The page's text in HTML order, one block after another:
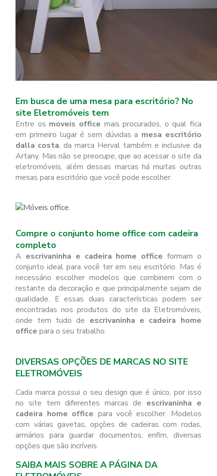
Em busca de uma mesa para escritório? No
site Eletromóveis tem
Entre os moveis office mais procurados, o qual fica
em primeiro lugar é sem dúvidas a mesa escritório
dalla costa, da marca Herval também e inclusive da
Artany. Mas não se preocupe, que ao acessar o site da
eletromóveis, além dessas marcas há muitas outras
mesas para escritório que você pode escolher.
Compre o conjunto home office com cadeira
completo
A escrivaninha e cadeira home office formam o
conjunto ideal para você ter em seu escritório. Mas é
necessário escolher modelos que combinem com o
restante da decoração e que principalmente sejam de
qualidade. E essas duas características podem ser
encontradas nos produtos do site da Eletromóveis,
onde tem tudo de escrivaninha e cadeira home
office para o seu trabalho.
DIVERSAS OPÇÕES DE MARCAS NO SITE
ELETROMÓVEIS
Cada marca possui o seu design que é único, por isso
no site tem diferentes marcas de escrivaninha e
cadeira home office para você escolher. Modelos
com várias gavetas, opções de cadeiras com rodas,
armários para guardar documentos, enfim, diversas
opções que são incríveis.
SAIBA MAIS SOBRE A PÁGINA DA